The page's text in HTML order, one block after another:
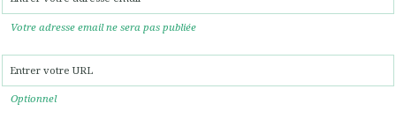
Votre adresse email ne sera pas publiée
Optionnel